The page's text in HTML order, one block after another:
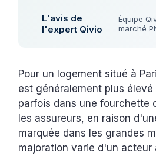
L'avis de
l'expert Qivio
Équipe
marché
Pour un logement situé à
est généralement plus
parfois dans une fourchette
les assureurs, en raison
marquée dans les grandes
majoration varie d'un acteur